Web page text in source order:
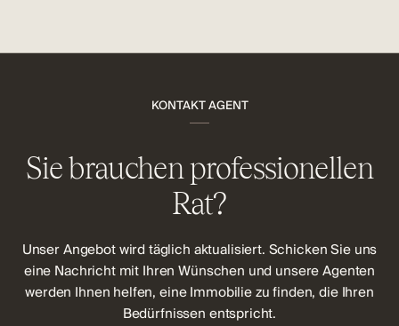
KONTAKT AGENT
Sie brauchen professionellen
Rat?
Unser Angebot wird täglich aktualisiert. Schicken Sie uns
eine Nachricht mit Ihren Wünschen und unsere Agenten
werden Ihnen helfen, eine Immobilie zu finden, die Ihren
Bedürfnissen entspricht.